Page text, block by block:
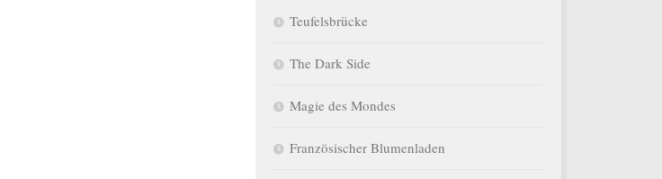
Teufelsbrücke
The Dark Side
Magie des Mondes
Französischer Blumenladen